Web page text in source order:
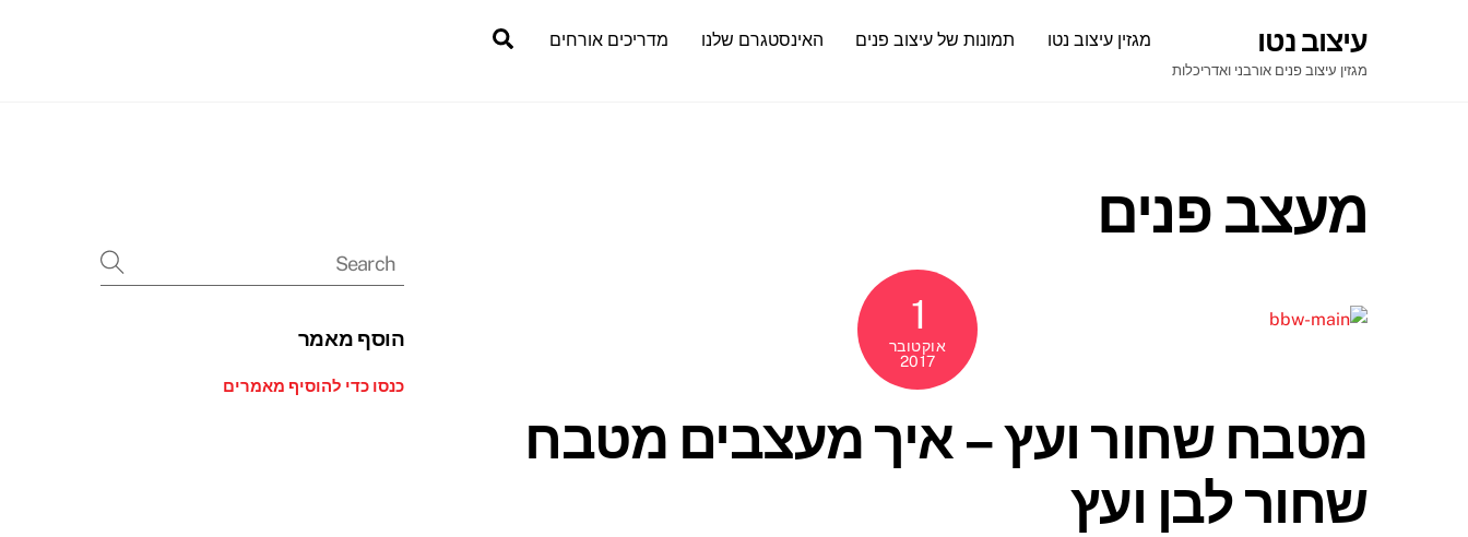
עיצוב נטו
מגזין עיצוב פנים אורבני ואדריכלות
Search מגזין עיצוב נטו תמונות של עיצוב פנים האינסטגרם שלנו מדריכים אורחים
מעצב פנים
1
אוקטובר
2017
מטבח שחור ועץ – איך מעצבים מטבח
שחור לבן ועץ
הוסף מאמר
כנסו כדי להוסיף מאמרים